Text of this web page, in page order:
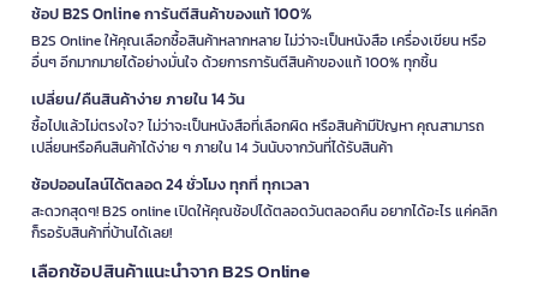
ช้อป B2S Online การันตีสินค้าของแท้ 100%
B2S Online ให้คุณเลือกซื้อสินค้าหลากหลาย ไม่ว่าจะเป็นหนังสือ เครื่องเขียน หรือ
อื่นๆ อีกมากมายได้อย่างมั่นใจ ด้วยการการันตีสินค้าของแท้ 100% ทุกชิ้น
เปลี่ยน/คืนสินค้าง่าย ภายใน 14 วัน
ซื้อไปแล้วไม่ตรงใจ? ไม่ว่าจะเป็นหนังสือที่เลือกผิด หรือสินค้ามีปัญหา คุณสามารถ
เปลี่ยนหรือคืนสินค้าได้ง่าย ๆ ภายใน 14 วันนับจากวันที่ได้รับสินค้า
ช้อปออนไลน์ได้ตลอด 24 ชั่วโมง ทุกที่ ทุกเวลา
สะดวกสุดๆ! B2S online เปิดให้คุณช้อปได้ตลอดวันตลอดคืน อยากได้อะไร แค่คลิก
ก็รอรับสินค้าที่บ้านได้เลย!
เลือกช้อปสินค้าแนะนำจาก B2S Online